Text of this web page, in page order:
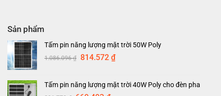
Sản phẩm
Tấm pin năng lượng mặt trời 50W Poly
1.086.096₫ Giá
1.086.096 ₫.
814.572 ₫Giá
là:
Tấm pin năng lượng mặt trời 40W Poly cho đèn pha